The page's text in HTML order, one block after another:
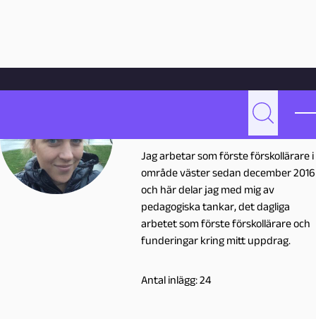
Hoppa till innehåll
o
Sök
Sofie Brandt
Jag arbetar som förste förskollärare i
område väster sedan december 2016
och här delar jag med mig av
pedagogiska tankar, det dagliga
arbetet som förste förskollärare och
funderingar kring mitt uppdrag.
Antal inlägg: 24